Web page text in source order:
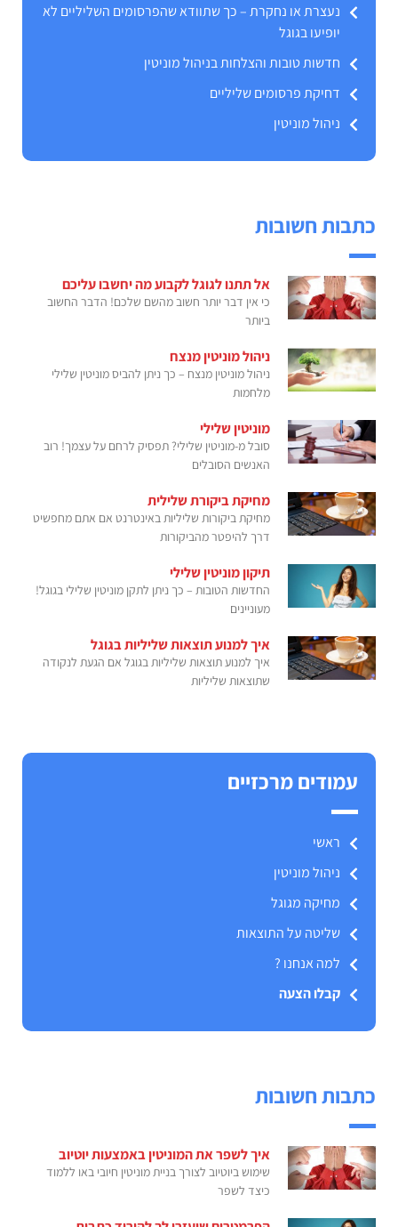
נעצרת או נחקרת – כך שתוודא שהפרסומים השליליים לא
יופיעו בגוגל
חדשות טובות והצלחות בניהול מוניטין
דחיקת פרסומים שליליים
ניהול מוניטין
כתבות חשובות
אל תתנו לגוגל לקבוע מה יחשבו עליכם
כי אין דבר יותר חשוב מהשם שלכם! הדבר החשוב
ביותר
ניהול מוניטין מנצח
ניהול מוניטין מנצח – כך ניתן להביס מוניטין שלילי
מלחמות
מוניטין שלילי
סובל מ-מוניטין שלילי? תפסיק לרחם על עצמך! רוב
האנשים הסובלים
מחיקת ביקורת שלילית
מחיקת ביקורות שליליות באינטרנט אם אתם מחפשיט
דרך להיפטר מהביקורות
תיקון מוניטין שלילי
החדשות הטובות – כך ניתן לתקן מוניטין שלילי בגוגל!
מעוניינים
איך למנוע תוצאות שליליות בגוגל
איך למנוע תוצאות שליליות בגוגל אם הגעת לנקודה
שתוצאות שליליות
עמודים מרכזיים
ראשי
ניהול מוניטין
מחיקה מגוגל
שליטה על התוצאות
למה אנחנו ?
קבלו הצעה
כתבות חשובות
איך לשפר את המוניטין באמצעות יוטיוב
שימוש ביוטיוב לצורך בניית מוניטין חיובי באו ללמוד
כיצד לשפר